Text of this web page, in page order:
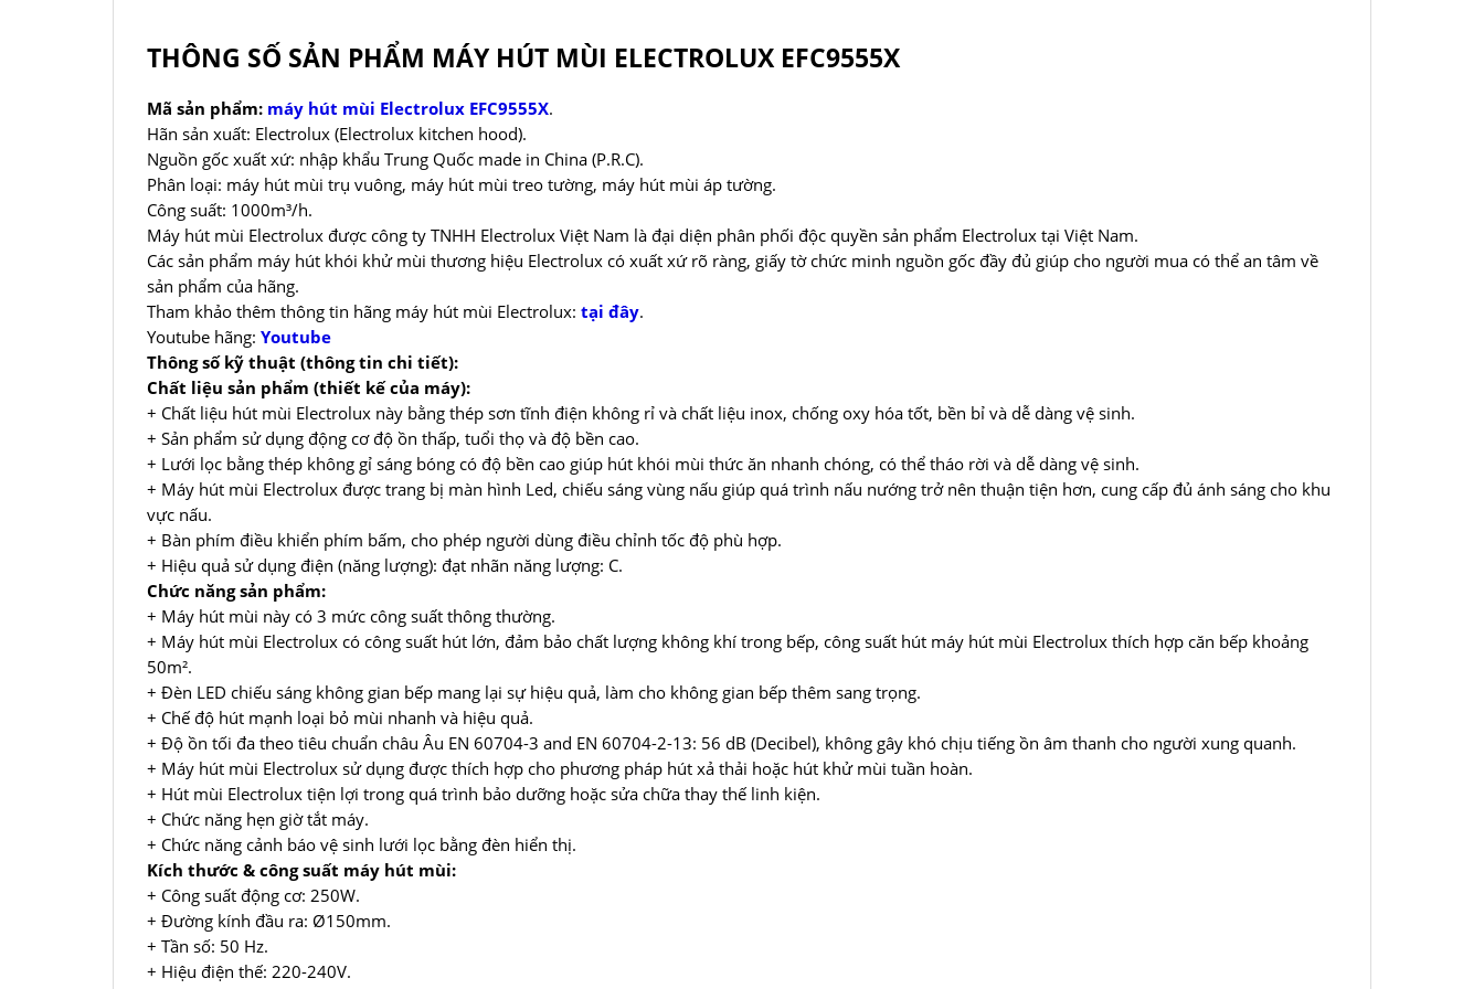
THÔNG SỐ SẢN PHẨM MÁY HÚT MÙI ELECTROLUX EFC9555X
Mã sản phẩm: máy hút mùi Electrolux EFC9555X.
Hãn sản xuất: Electrolux (Electrolux kitchen hood).
Nguồn gốc xuất xứ: nhập khẩu Trung Quốc made in China (P.R.C).
Phân loại: máy hút mùi trụ vuông, máy hút mùi treo tường, máy hút mùi áp tường.
Công suất: 1000m³/h.
Máy hút mùi Electrolux được công ty TNHH Electrolux Việt Nam là đại diện phân phối độc quyền sản phẩm Electrolux tại Việt Nam.
Các sản phẩm máy hút khói khử mùi thương hiệu Electrolux có xuất xứ rõ ràng, giấy tờ chức minh nguồn gốc đầy đủ giúp cho người mua có thể an tâm về
sản phẩm của hãng.
Tham khảo thêm thông tin hãng máy hút mùi Electrolux: tại đây.
Youtube hãng: Youtube
Thông số kỹ thuật (thông tin chi tiết):
Chất liệu sản phẩm (thiết kế của máy):
+ Chất liệu hút mùi Electrolux này bằng thép sơn tĩnh điện không rỉ và chất liệu inox, chống oxy hóa tốt, bền bỉ và dễ dàng vệ sinh.
+ Sản phẩm sử dụng động cơ độ ồn thấp, tuổi thọ và độ bền cao.
+ Lưới lọc bằng thép không gỉ sáng bóng có độ bền cao giúp hút khói mùi thức ăn nhanh chóng, có thể tháo rời và dễ dàng vệ sinh.
+ Máy hút mùi Electrolux được trang bị màn hình Led, chiếu sáng vùng nấu giúp quá trình nấu nướng trở nên thuận tiện hơn, cung cấp đủ ánh sáng cho khu
vực nấu.
+ Bàn phím điều khiển phím bấm, cho phép người dùng điều chỉnh tốc độ phù hợp.
+ Hiệu quả sử dụng điện (năng lượng): đạt nhãn năng lượng: C.
Chức năng sản phẩm:
+ Máy hút mùi này có 3 mức công suất thông thường.
+ Máy hút mùi Electrolux có công suất hút lớn, đảm bảo chất lượng không khí trong bếp, công suất hút máy hút mùi Electrolux thích hợp căn bếp khoảng
50m².
+ Đèn LED chiếu sáng không gian bếp mang lại sự hiệu quả, làm cho không gian bếp thêm sang trọng.
+ Chế độ hút mạnh loại bỏ mùi nhanh và hiệu quả.
+ Độ ồn tối đa theo tiêu chuẩn châu Âu EN 60704-3 and EN 60704-2-13: 56 dB (Decibel), không gây khó chịu tiếng ồn âm thanh cho người xung quanh.
+ Máy hút mùi Electrolux sử dụng được thích hợp cho phương pháp hút xả thải hoặc hút khử mùi tuần hoàn.
+ Hút mùi Electrolux tiện lợi trong quá trình bảo dưỡng hoặc sửa chữa thay thế linh kiện.
+ Chức năng hẹn giờ tắt máy.
+ Chức năng cảnh báo vệ sinh lưới lọc bằng đèn hiển thị.
Kích thước & công suất máy hút mùi:
+ Công suất động cơ: 250W.
+ Đường kính đầu ra: Ø150mm.
+ Tần số: 50 Hz.
+ Hiệu điện thế: 220-240V.